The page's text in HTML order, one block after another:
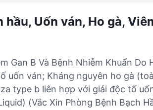
Uốn ván, Ho gà,
Gan B Và Bệnh Nhiễm Khuẩn Do
uốn ván; Kháng nguyên ho gà
type b liên hợp với giải độc tố
(Vắc Xin Phòng Bệnh Bạch